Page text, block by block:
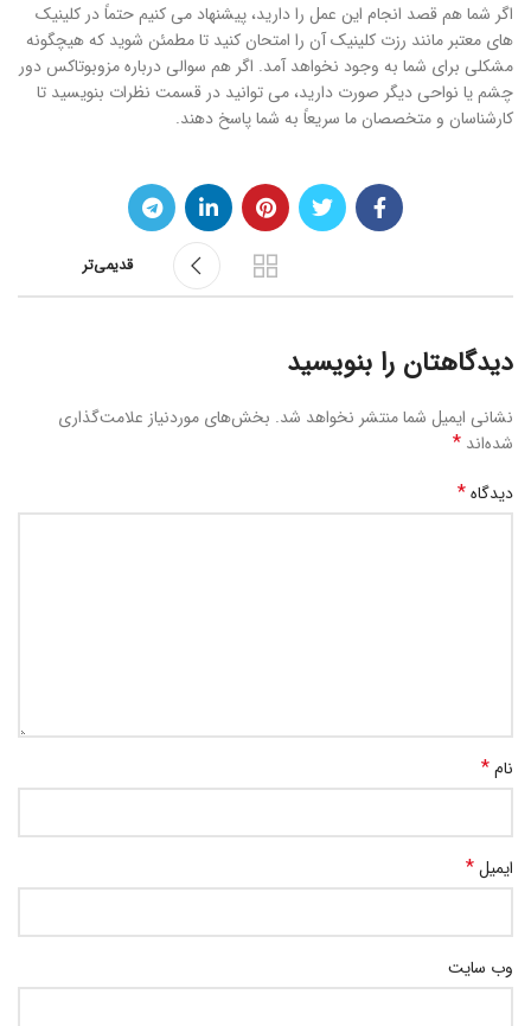
اگر شما هم قصد انجام این عمل را دارید، پیشنهاد می کنیم حتماً در کلینیک
های معتبر مانند رزت کلینیک آن را امتحان کنید تا مطمئن شوید که هیچگونه
مشکلی برای شما به وجود نخواهد آمد. اگر هم سوالی درباره مزوبوتاکس دور
چشم یا نواحی دیگر صورت دارید، می توانید در قسمت نظرات بنویسید تا
کارشناسان و متخصصان ما سریعاً به شما پاسخ دهند.
قدیمی‌تر
دیدگاهتان را بنویسید
نشانی ایمیل شما منتشر نخواهد شد. بخش‌های موردنیاز علامت‌گذاری
شده‌اند *
دیدگاه*
نام*
ایمیل*
وب‌ سایت